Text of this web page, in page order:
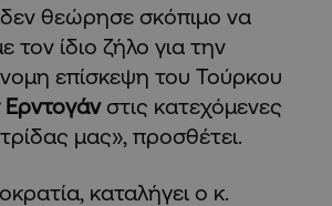
θεώρησε σκόπιμο να
τον ίδιο ζήλο για την
επίσκεψη του Τούρκου
Ερντογάνστις κατεχόμενες
μας», προσθέτει.
καταλήγει ο κ.